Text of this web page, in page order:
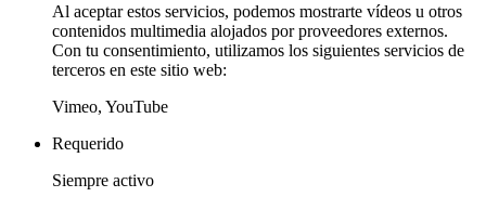
Al aceptar estos servicios, podemos mostrarte vídeos u otros
contenidos multimedia alojados por proveedores externos.
Con tu consentimiento, utilizamos los siguientes servicios de
terceros en este sitio web:
Vimeo, YouTube
Requerido
Siempre activo